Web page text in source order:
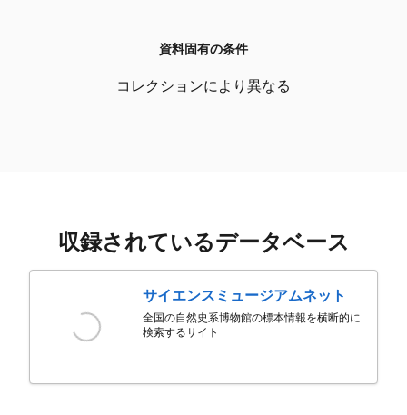
資料固有の条件
コレクションにより異なる
収録されているデータベース
サイエンスミュージアムネット
全国の自然史系博物館の標本情報を横断的に
検索するサイト